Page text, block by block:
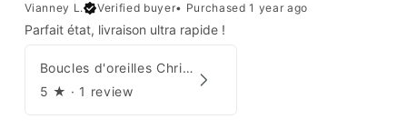
Vianney L.
Verified buyer• Purchased 1 year ago
Parfait état, livraison ultra rapide !
Boucles d'oreilles Christian Dior
5 ★ · 1 review